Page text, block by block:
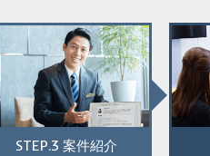
STEP.3 案件紹介